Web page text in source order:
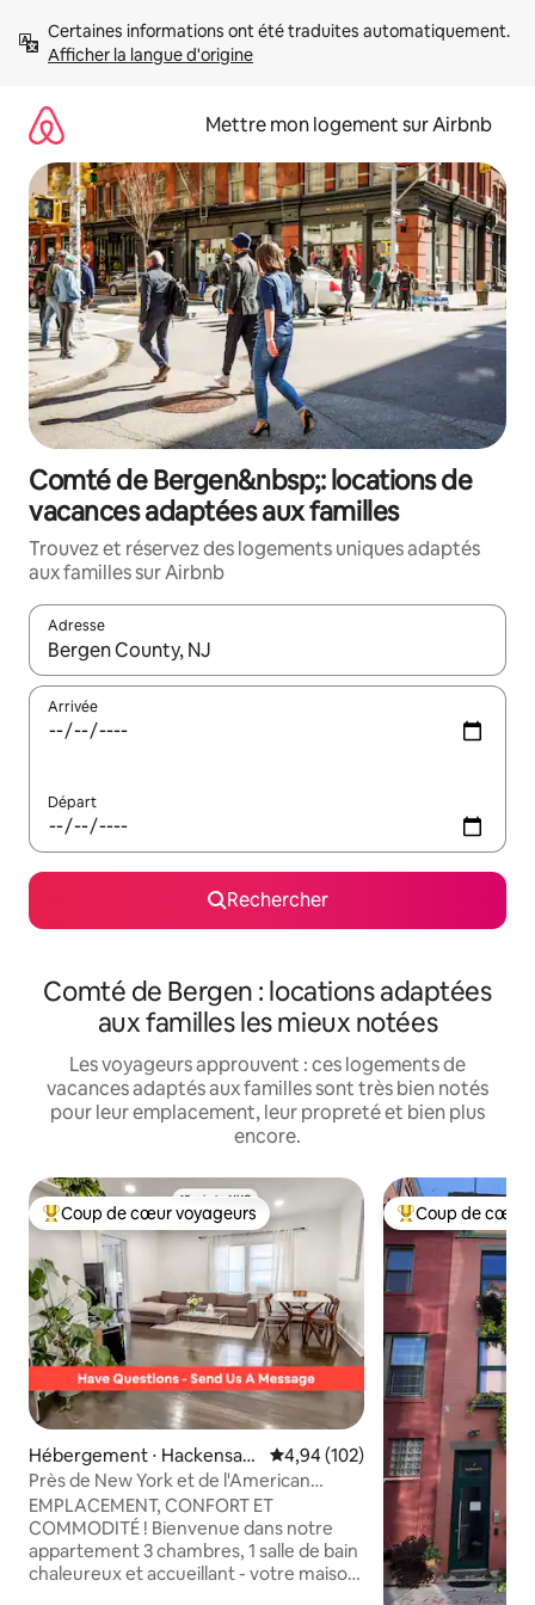
directement
Afficher la langue d'origine
Mettre mon logement sur Airbnb
Comté de Bergen&nbsp;: locations de
vacances adaptées aux familles
Trouvez et réservez des logements uniques adaptés
aux familles sur Airbnb
Adresse
Lorsque les résultats s'affichent, utilisez les flèches vers le
Arrivée
Départ
Rechercher
Comté de Bergen : locations adaptées
aux familles les mieux notées
Les voyageurs approuvent : ces logements de
vacances adaptés aux familles sont très bien notés
pour leur emplacement, leur propreté et bien plus
encore.
Coups de cœur voyageurs les plus appréciés
Coup de cœur voyageurs
Hébergement ⋅ Hackensac
k
Évaluation moyenne sur la
4,94 (102)
Près de New York et de l'American
Dream Mall + Parking, lit KING SIZE
EMPLACEMENT, CONFORT ET
COMMODITÉ ! Bienvenue dans notre
appartement 3 chambres, 1 salle de bain
chaleureux et accueillant - votre maison
Coups de cœur
Coup de cœur